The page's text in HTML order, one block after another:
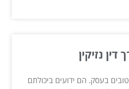
נזיקין
בעסק. הם ידועים ביכולתם